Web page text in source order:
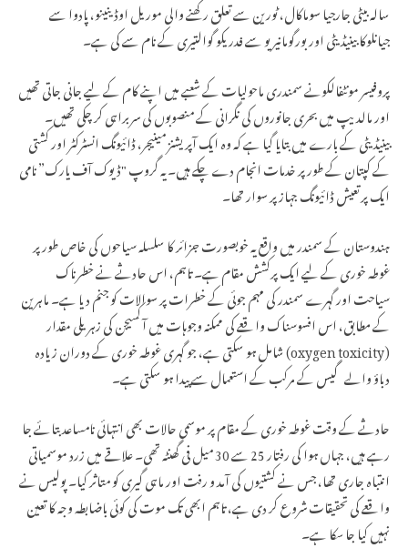
سالہ بیٹی جارجیا سوماکال، ٹورین سے تعلق رکھنے والی موریل اوڈینینو، پادوا سے
جیانلوکا بینیڈیٹی اور بورگومانیریو سے فدریکو گوالتیری کے نام سے کی ہے۔
پروفیسر مونٹفالکونے سمندری ماحولیات کے شعبے میں اپنے کام کے لیے جانی جاتی تھیں
اور مالدیپ میں بحری جانوروں کی نگرانی کے منصوبوں کی سربراہی کر چکی تھیں۔
بینیڈیٹی کے بارے میں بتایا گیا ہے کہ وہ ایک آپریشنز مینیجر، ڈائیونگ انسٹرکٹر اور کشتی
کے کپتان کے طور پر خدمات انجام دے چکے ہیں۔ یہ گروپ "ڈیوک آف یارک” نامی
ایک پرتعیش ڈائیونگ جہاز پر سوار تھا۔
ہندوستان کے سمندر میں واقع یہ خوبصورت جزائر کا سلسلہ سیاحوں کی خاص طور پر
غوطہ خوری کے لیے ایک پرکشش مقام ہے۔ تاہم، اس حادثے نے خطرناک
سیاحت اور گہرے سمندر کی مہم جوئی کے خطرات پر سوالات کو جنم دیا ہے۔ ماہرین
کے مطابق، اس افسوسناک واقعے کی ممکنہ وجوہات میں آکسیجن کی زہریلی مقدار
(oxygen toxicity) شامل ہو سکتی ہے، جو گہری غوطہ خوری کے دوران زیادہ
دباؤ والے گیس کے مرکب کے استعمال سے پیدا ہو سکتی ہے۔
حادثے کے وقت غوطہ خوری کے مقام پر موسمی حالات بھی انتہائی نامساعد بتائے جا
رہے ہیں، جہاں ہوا کی رفتار 25 سے 30 میل فی گھنٹہ تھی۔ علاقے میں زرد موسمیاتی
انتباہ جاری تھا، جس نے کشتیوں کی آمد و رفت اور ماہی گیری کو متاثر کیا۔ پولیس نے
واقعے کی تحقیقات شروع کر دی ہے، تاہم ابھی تک موت کی کوئی باضابطہ وجہ کا تعین
نہیں کیا جا سکا ہے۔